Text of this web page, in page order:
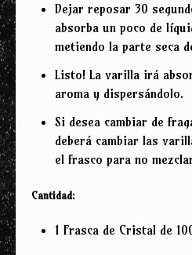
Dejar reposar 30
absorba un poco de
metiendo la parte seca
Listo! La varilla irá
aroma y dispersándolo.
Si desea cambiar de
deberá cambiar las
el frasco para no
Cantidad:
1 Frasca de Cristal de